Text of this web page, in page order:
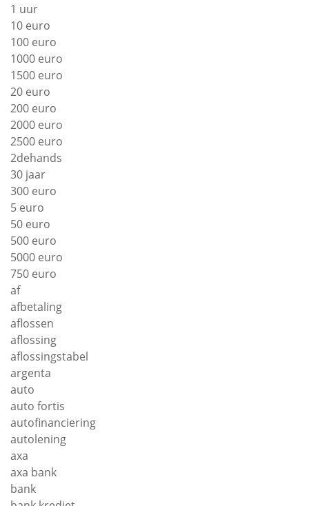
1 uur
10 euro
100 euro
1000 euro
1500 euro
20 euro
200 euro
2000 euro
2500 euro
2dehands
30 jaar
300 euro
5 euro
50 euro
500 euro
5000 euro
750 euro
af
afbetaling
aflossen
aflossing
aflossingstabel
argenta
auto
auto fortis
autofinanciering
autolening
axa
axa bank
bank